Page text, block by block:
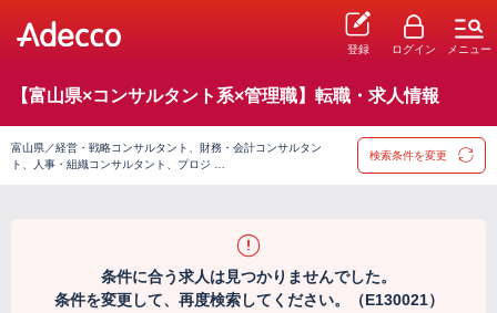
登録 ログイン メニュー
【富山県×コンサルタント系×管理職】転職・求人情報
富山県／経営・戦略コンサルタント、財務・会計コンサルタン
ト、人事・組織コンサルタント、プロジ …
検索条件を変更
条件に合う求人は見つかりませんでした。
条件を変更して、再度検索してください。（E130021）